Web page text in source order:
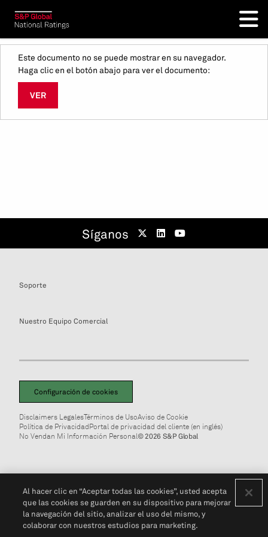
Este documento no se puede mostrar en su navegador.
Haga clic en el botón abajo para ver el documento:
VER
Síganos
Soporte
Nuestro Equipo Comercial
Configuración de cookies
Disclaimers LegalesTérminos de UsoAviso de Cookie
Política de PrivacidadPortal de privacidad del cliente (en inglés)
No Vendan Mi Información Personal© 2026 S&P Global
Al hacer clic en “Aceptar todas las cookies”, usted acepta
que las cookies se guarden en su dispositivo para mejorar
la navegación del sitio, analizar el uso del mismo, y
colaborar con nuestros estudios para marketing.